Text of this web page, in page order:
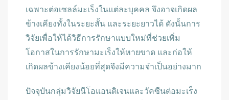
เฉพาะต่อเซลล์มะเร็งในแต่ละบุคคล จึงอาจเกิดผล
ข้างเคียงทั้งในระยะสั้น และระยะยาวได้ ดังนั้นการ
วิจัยเพื่อให้ได้วิธีการรักษาแบบใหม่ที่ช่วยเพิ่ม
โอกาสในการรักษามะเร็งให้หายขาด และก่อให้
เกิดผลข้างเคียงน้อยที่สุดจึงมีความจำเป็นอย่างมาก
ปัจจุบันกลุ่มวิจัยนีโอแอนติเจนและวัคซีนต่อมะเร็ง